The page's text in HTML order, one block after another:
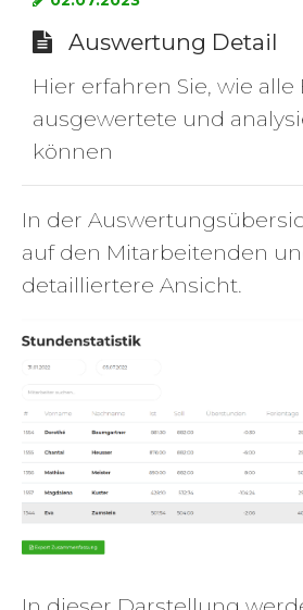
Auswertung Detail
Hier erfahren Sie, wie alle
ausgewertete und
können
In der
auf den Mitarbeitenden
detailliertere Ansicht.